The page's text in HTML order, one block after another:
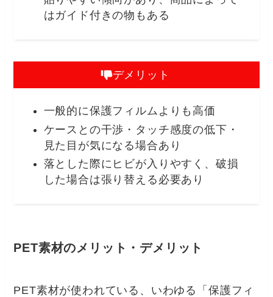
はガイド付きの物もある
デメリット
一般的に保護フィルムよりも高価
ケースとの干渉・タッチ感度の低下・
見た目が気になる場合あり
落とした際にヒビが入りやすく、破損
した場合は張り替える必要あり
PET素材のメリット・デメリット
PET素材が使われている、いわゆる「保護フィ